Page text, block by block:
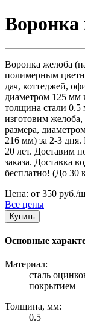
Воронка
Воронка желоба
полимерным
дач, коттеджей,
диаметром 125 мм
толщина стали
изготовим
размера,
216 мм) за 2-3
20 лет. Доставим
заказа. Доставка
бесплатно! (До
Цена: от 350 руб./
Все цены
Купить
Основные
Материал:
сталь
покрытием
Толщина, мм:
0.5